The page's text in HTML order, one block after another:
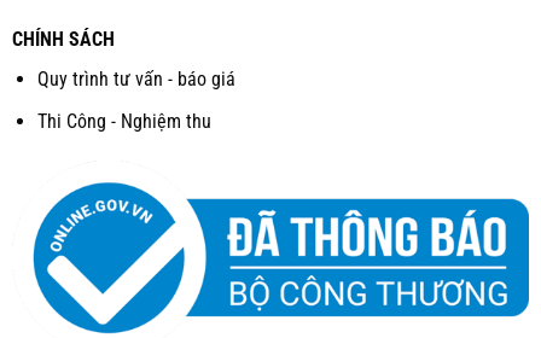
CHÍNH SÁCH
Quy trình tư vấn - báo giá
Thi Công - Nghiệm thu